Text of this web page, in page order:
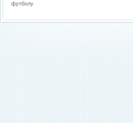
футболу